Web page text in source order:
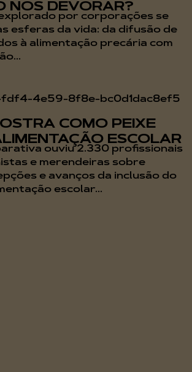
NOS DEVORAR?
por corporações se
esferas da vida: da difusão de
à alimentação precária com
COMO PEIXE
ESCOLAR
ouviu 2.330 profissionais
e merendeiras sobre
e avanços da inclusão do
escolar...